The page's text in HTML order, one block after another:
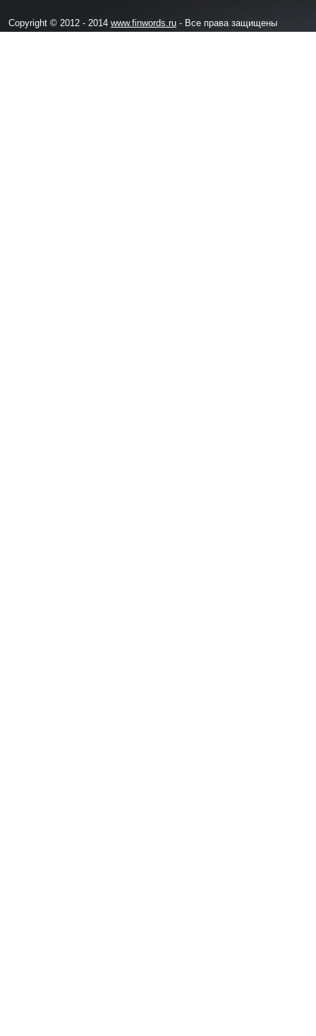
Copyright © 2012 - 2014 www.finwords.ru - Все права защищены